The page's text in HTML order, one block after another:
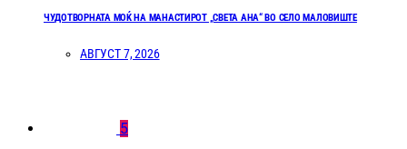
ЧУДОТВОРНАТА МОЌ НА МАНАСТИРОТ „СВЕТА АНА“ ВО СЕЛО МАЛОВИШТЕ
АВГУСТ 7, 2026
5